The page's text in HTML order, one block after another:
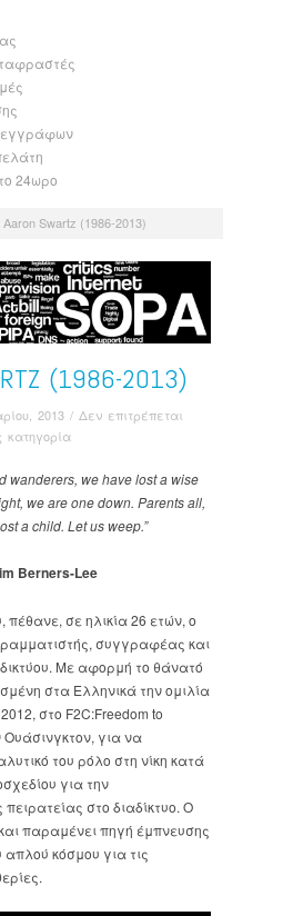
εγγράφων
24ωρο
Aaron Swartz (1986-2013)
(1986-2013)
2013 / Δεν επιτρέπεται
κατηγορία
wanderers, we have lost a wise
we are one down. Parents all,
a child. Let us weep.”
Berners-Lee
πέθανε, σε ηλικία 26 ετών, ο
συγγραφέας και
Με αφορμή το θάνατό
στα Ελληνικά την ομιλία
στο F2C:Freedom to
Ουάσινγκτον, για να
του ρόλο στη νίκη κατά
για την
στο διαδίκτυο. Ο
παραμένει πηγή έμπνευσης
κόσμου για τις